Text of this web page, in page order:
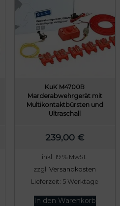
KuK M4700B
Marderabwehrgerät mit
Multikontaktbürsten und
Ultraschall
239,00 €
inkl. 19 % MwSt.
zzgl.Versandkosten
Lieferzeit: 5 Werktage
In den Warenkorb